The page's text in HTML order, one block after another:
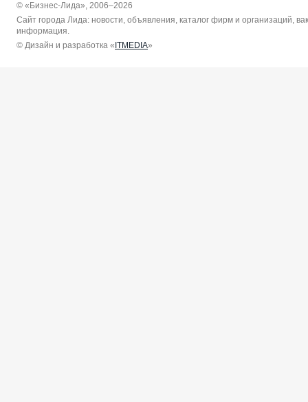
© «Бизнес-Лида», 2006–2026
Сайт города Лида: новости, объявления, каталог фирм и организаций,
информация.
© Дизайн и разработка « ITMEDIA»